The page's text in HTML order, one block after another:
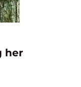
her